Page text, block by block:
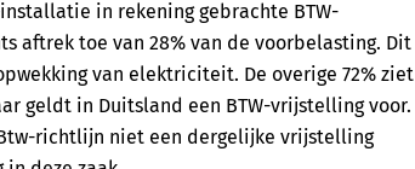
in rekening gebrachte BTW-
aftrek toe van 28% van de voorbelasting. Dit
van elektriciteit. De overige 72% ziet
geldt in Duitsland een BTW-vrijstelling voor.
richtlijn niet een dergelijke vrijstelling